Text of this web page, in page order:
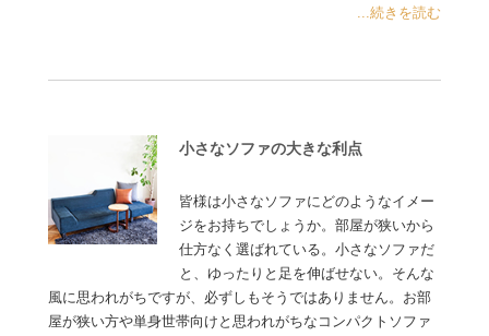
...続きを読む
小さなソファの大きな利点
皆様は小さなソファにどのようなイメー
ジをお持ちでしょうか。部屋が狭いから
仕方なく選ばれている。小さなソファだ
と、ゆったりと足を伸ばせない。そんな
風に思われがちですが、必ずしもそうではありません。お部
屋が狭い方や単身世帯向けと思われがちなコンパクトソファ